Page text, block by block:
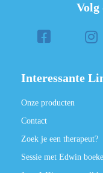
Volg
Interessante
Onze producten
Contact
Zoek je een therapeut?
Sessie met Edwin